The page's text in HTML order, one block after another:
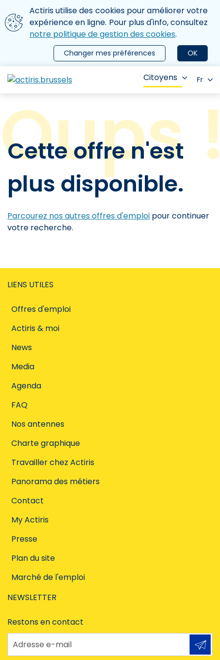
Aller au contenu principal
Nous utilisons des cookies
Actiris utilise des cookies pour améliorer votre
expérience en ligne. Pour plus d'info, consultez
notre politique de gestion des cookies.
OK
Changer mes préférences
le menu
Citoyens Fr
Cette offre n'est
plus disponible.
Parcourez nos autres offres d'emploi pour continuer
votre recherche.
LIENS UTILES
Offres d'emploi
Actiris & moi
News
Media
Agenda
FAQ
Nos antennes
Charte graphique
Travailler chez Actiris
Panorama des métiers
Contact
My Actiris
Presse
Plan du site
Marché de l'emploi
NEWSLETTER
Restons en contact
Adresse e-mail